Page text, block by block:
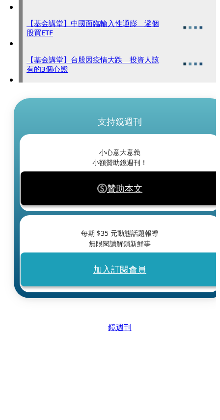
【基金講堂】中國面臨輸入性通膨 避個
股買ETF
【基金講堂】台股因疫情大跌 投資人該
有的3個心態
支持鏡週刊
小心意大意義
小額贊助鏡週刊！
贊助本文
每期 $35 元動態話題報導
無限閱讀解鎖新鮮事
加入訂閱會員
鏡週刊